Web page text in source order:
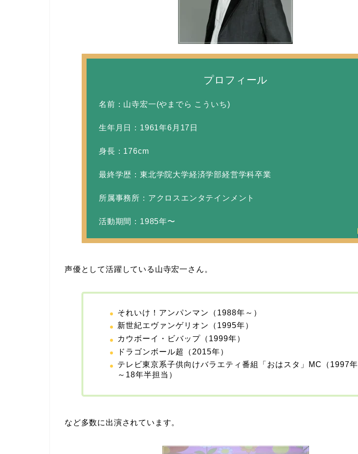
プロフィール
名前：山寺宏一(やまでら こういち)
生年月日：1961年6月17日
身長：176cm
最終学歴：東北学院大学経済学部経営学科卒業
所属事務所：アクロスエンタテインメント
活動期間：1985年〜
声優として活躍している山寺宏一さん。
それいけ！アンパンマン（1988年～）
新世紀エヴァンゲリオン（1995年）
カウボーイ・ビバップ（1999年）
ドラゴンボール超（2015年）
テレビ東京系子供向けバラエティ番組「おはスタ」MC（1997年
～18年半担当）
など多数に出演されています。